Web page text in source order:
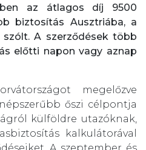
az átlagos díj 9500
biztosítás Ausztriába, a
A szerződések több
előtti napon vagy aznap
megelőzve
őszi célpontja
külföldre utazóknak,
kalkulátorával
A szeptember és